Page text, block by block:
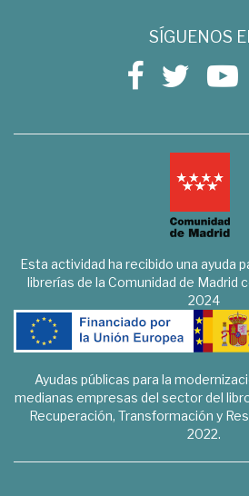
SÍGUENOS
Esta actividad ha recibido una ayuda
librerías de la Comunidad de Madrid
2024
Ayudas públicas para la
medianas empresas del sector del
Recuperación, Transformación y
2022.